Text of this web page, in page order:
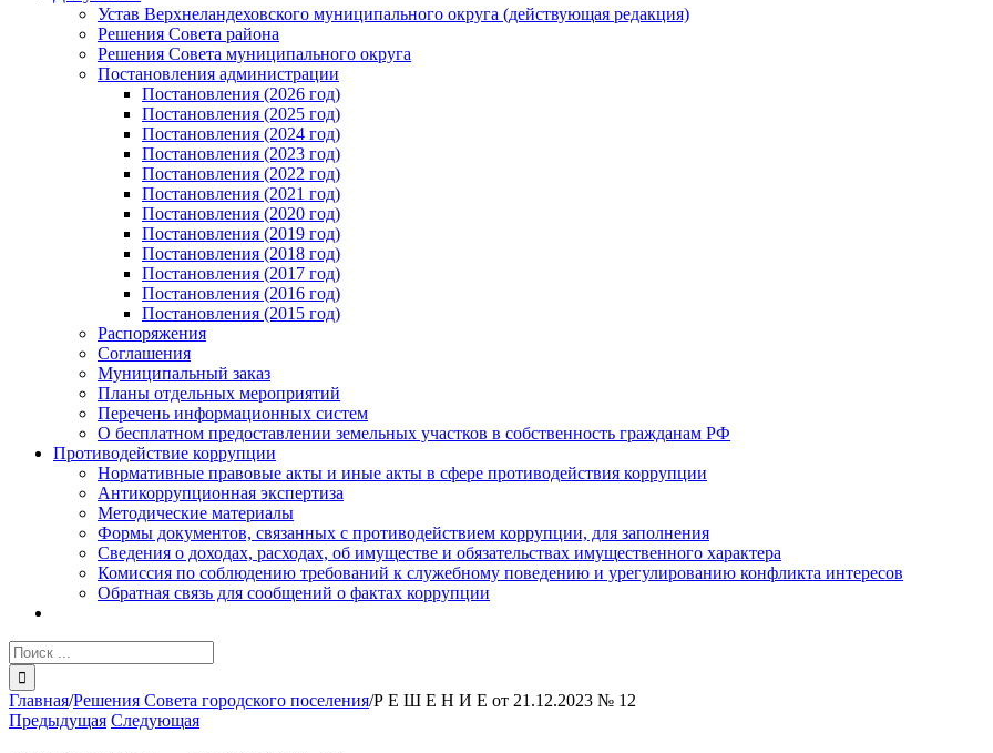
Устав Верхнеландеховского муниципального округа (действующая редакция)
Решения Совета района
Решения Совета муниципального округа
Постановления администрации
Постановления (2026 год)
Постановления (2025 год)
Постановления (2024 год)
Постановления (2023 год)
Постановления (2022 год)
Постановления (2021 год)
Постановления (2020 год)
Постановления (2019 год)
Постановления (2018 год)
Постановления (2017 год)
Постановления (2016 год)
Постановления (2015 год)
Распоряжения
Соглашения
Муниципальный заказ
Планы отдельных мероприятий
Перечень информационных систем
О бесплатном предоставлении земельных участков в собственность гражданам РФ
Противодействие коррупции
Нормативные правовые акты и иные акты в сфере противодействия коррупции
Антикоррупционная экспертиза
Методические материалы
Формы документов, связанных с противодействием коррупции, для заполнения
Сведения о доходах, расходах, об имуществе и обязательствах имущественного характера
Комиссия по соблюдению требований к служебному поведению и урегулированию конфликта интересов
Обратная связь для сообщений о фактах коррупции
Результат
поиска:
Главная/Решения Совета городского поселения/Р Е Ш Е Н И Е от 21.12.2023 № 12
Предыдущая Следующая